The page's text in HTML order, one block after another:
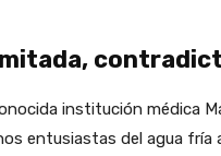
institución médica
entusiastas del agua fría